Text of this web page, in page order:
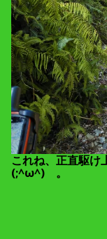
これね、正直駆け
(;^ω^) 。